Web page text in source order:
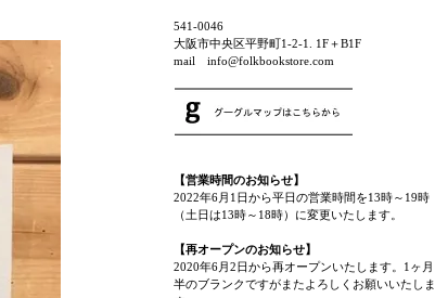
541-0046
大阪市中央区平野町1-2-1. 1F＋B1F
mail info@folkbookstore.com
【営業時間のお知らせ】
2022年6月1日から平日の営業時間を13時～19時
（土日は13時～18時）に変更いたします。
【再オープンのお知らせ】
2020年6月2日から再オープンいたします。1ヶ月
半のブランクですがまたよろしくお願いいたしま